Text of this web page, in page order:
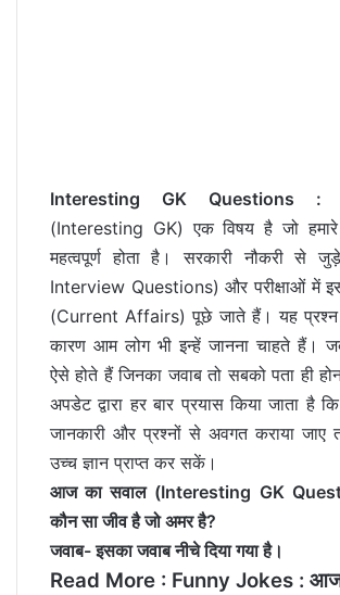
Interesting GK Questions
(Interesting GK) एक विषय है जो
महत्वपूर्ण होता है।
सरकारी नौकरी से
Interview Questions) और परीक्षाओं में
(Current Affairs) पूछे जाते हैं। यह
कारण आम लोग भी इन्हें जानना चाहते हैं।
ऐसे होते हैं जिनका जवाब तो सबको पता ही
अपडेट द्वारा हर बार प्रयास किया जाता है
जानकारी और प्रश्नों से अवगत कराया जाए
उच्च ज्ञान प्राप्त कर सकें।
आज का सवाल (Interesting GK
कौन सा जीव है जो अमर है?
जवाब- इसका जवाब नीचे दिया गया है।
Read More : Funny Jokes :